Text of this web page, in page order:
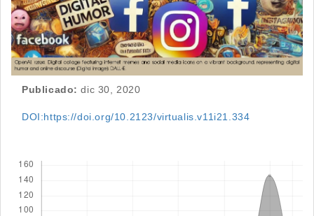
Publicado: dic 30, 2020
DOI:https://doi.org/10.2123/virtualis.v11i21.334